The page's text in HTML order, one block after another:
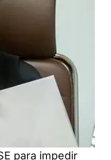
para impedir